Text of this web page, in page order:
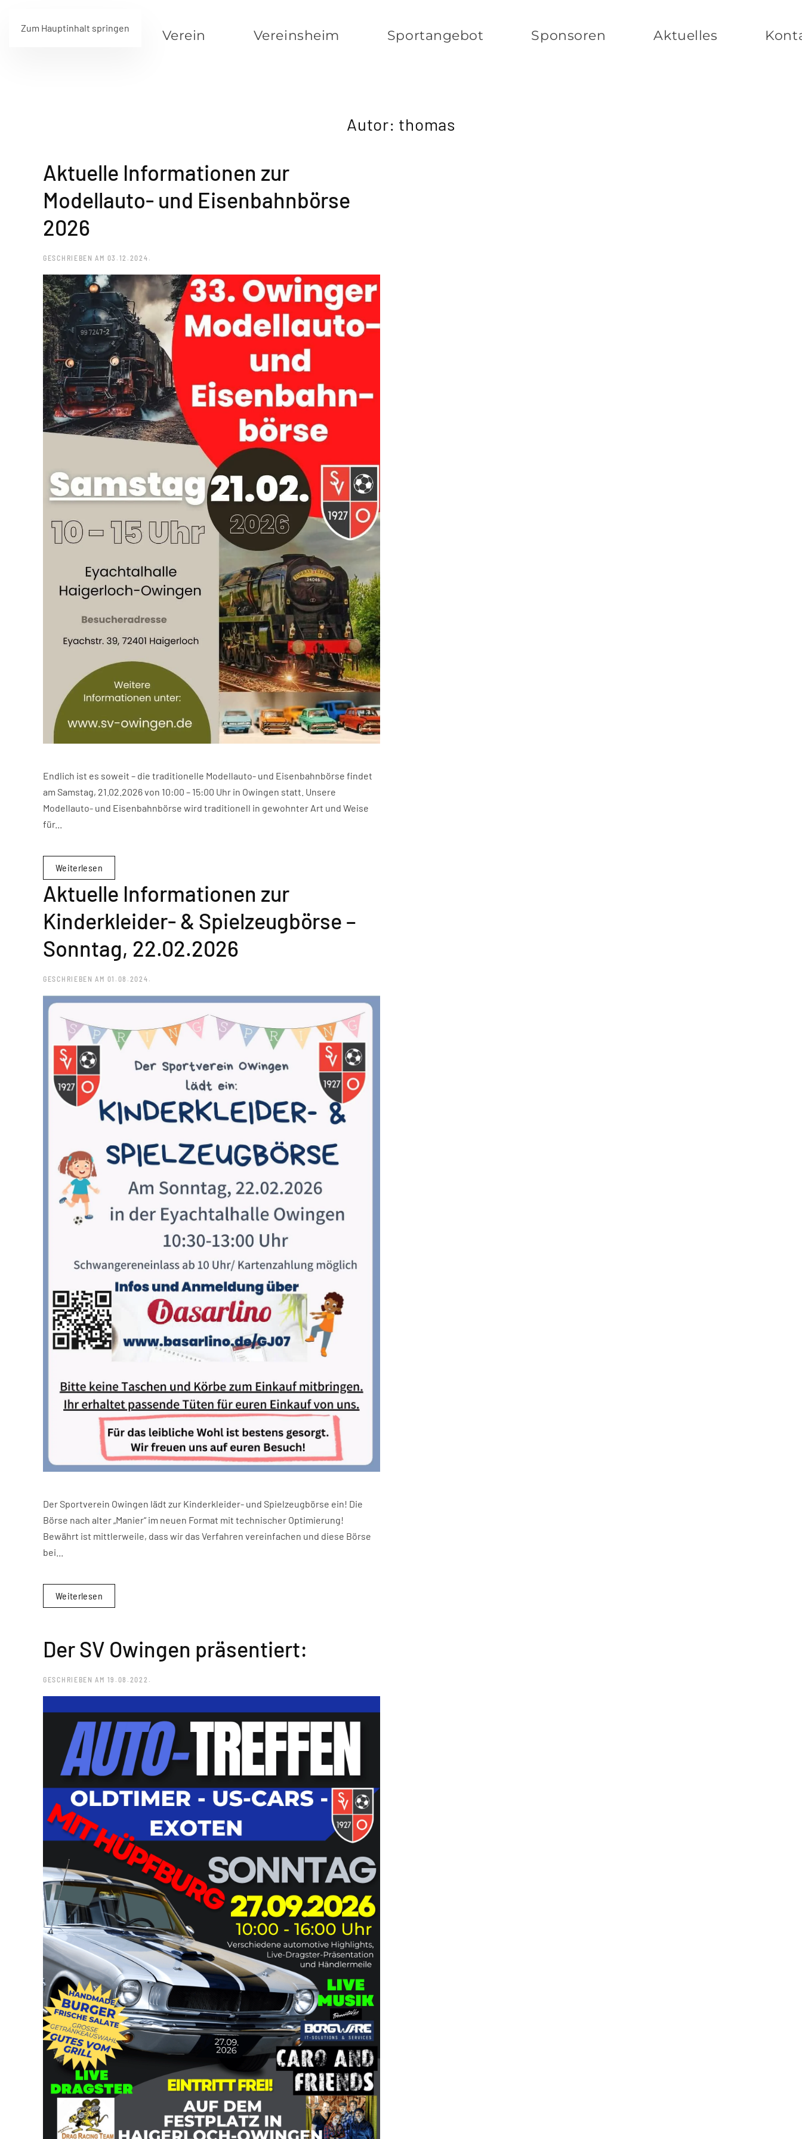
Zum Hauptinhalt springen
Startseite Verein Vereinsheim Sportangebot Sponsoren Aktuelles
Autor: thomas
Aktuelle Informationen zur
Modellauto- und Eisenbahnbörse
2026
GESCHRIEBEN AM 03.12.2024 .
Endlich ist es soweit – die traditionelle Modellauto- und Eisenbahnbörse findet
am Samstag, 21.02.2026 von 10:00 – 15:00 Uhr in Owingen statt. Unsere
Modellauto- und Eisenbahnbörse wird traditionell in gewohnter Art und Weise
für...
Weiterlesen
Aktuelle Informationen zur
Kinderkleider- & Spielzeugbörse –
Sonntag, 22.02.2026
GESCHRIEBEN AM 01.08.2024
Der Sportverein Owingen lädt zur Kinderkleider- und Spielzeugbörse ein! Die
Börse nach alter „Manier“ im neuen Format mit technischer Optimierung!
Bewährt ist mittlerweile, dass wir das Verfahren vereinfachen und diese Börse
bei...
Weiterlesen
Der SV Owingen präsentiert:
GESCHRIEBEN AM 19.08.2022 .